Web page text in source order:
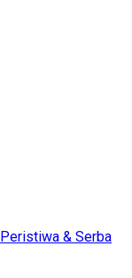
Peristiwa & Serba